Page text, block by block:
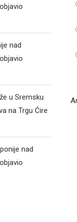
nad
u Sremsku
na Trgu Ćire
nad